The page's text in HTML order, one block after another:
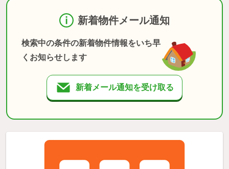
新着物件メール通知
検索中の条件の新着物件情報をいち早
くお知らせします
新着メール通知を受け取る